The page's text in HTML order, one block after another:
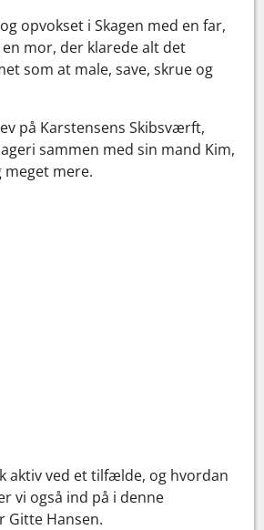
opvokset i Skagen med en far,
mor, der klarede alt det
som at male, save, skrue og
på Karstensens Skibsværft,
sammen med sin mand Kim,
meget mere.
aktiv ved et tilfælde, og hvordan
vi også ind på i denne
Gitte Hansen.